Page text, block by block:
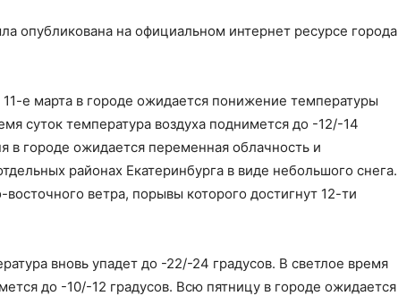
опубликована на официальном интернет ресурсе города
е марта в городе ожидается понижение температуры
суток температура воздуха поднимется до -12/-14
в городе ожидается переменная облачность и
районах Екатеринбурга в виде небольшого снега.
ветра, порывы которого достигнут 12-ти
вновь упадет до -22/-24 градусов. В светлое время
до -10/-12 градусов. Всю пятницу в городе ожидается